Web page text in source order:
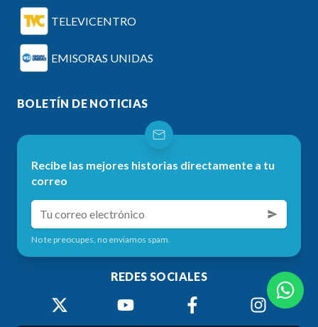
TELEVICENTRO
EMISORAS UNIDAS
BOLETÍN DE NOTICIAS
Recibe las mejores historias directamente a tu
correo
No te preocupes, no enviamos spam.
REDES SOCIALES